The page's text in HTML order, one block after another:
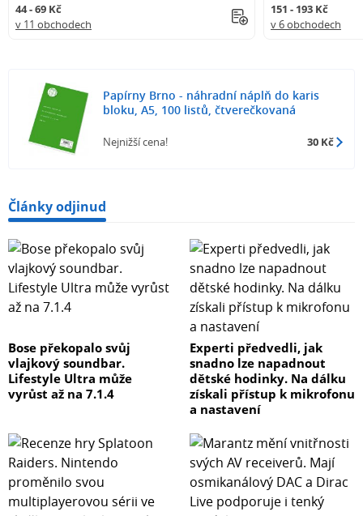
44 - 69 Kč
v 11 obchodech
151 - 193 Kč
v 6 obchodech
Papírny Brno - náhradní náplň do karis
bloku, A5, 100 listů, čtverečkovaná
Nejnižší cena! 30 Kč
Články odjinud
Bose překopalo svůj
vlajkový soundbar.
Lifestyle Ultra může
vyrůst až na 7.1.4
Experti předvedli, jak
snadno lze napadnout
dětské hodinky. Na dálku
získali přístup k mikrofonu
a nastavení